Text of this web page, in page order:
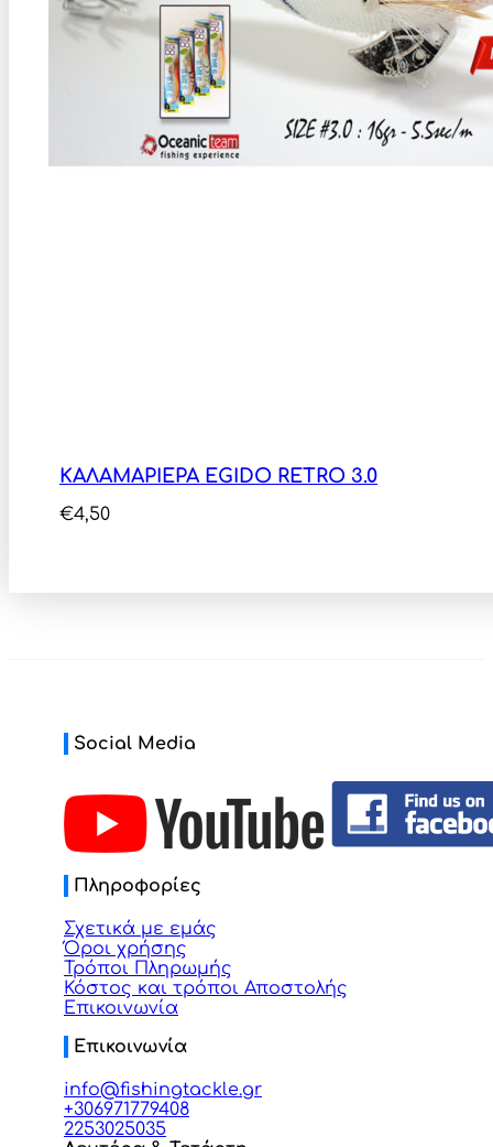
ΚΑΛΑΜΑΡΙΕΡΑ EGIDO RETRO 3.0
€4,50
Social Media
Πληροφορίες
Σχετικά με εμάς
Όροι χρήσης
Τρόποι Πληρωμής
Κόστος και τρόποι Αποστολής
Επικοινωνία
Επικοινωνία
info@fishingtackle.gr
+306971779408
2253025035